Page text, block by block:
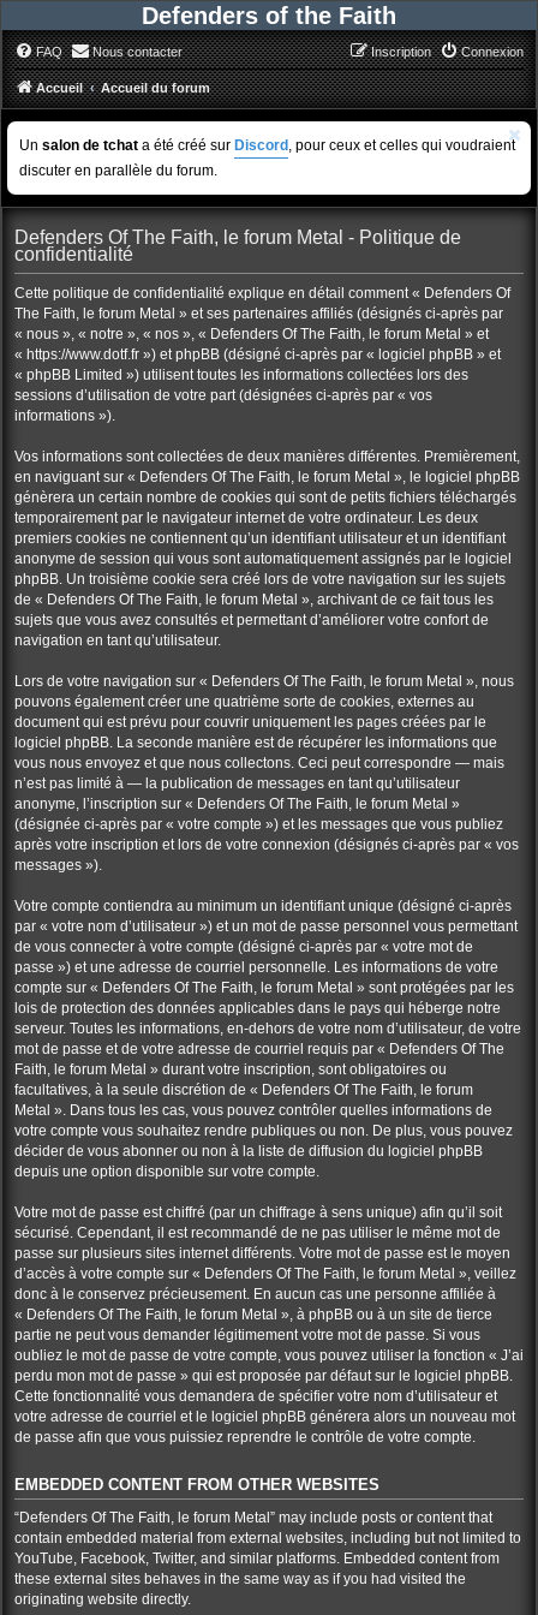
Defenders of the Faith
FAQ Nous contacter Connexion
Inscription
Accueil Accueil du forum
Un salon de tchat a été créé sur Discord , pour ceux et celles qui voudraient
discuter en parallèle du forum.
Defenders Of The Faith, le forum Metal - Politique de
confidentialité
Cette politique de confidentialité explique en détail comment « Defenders Of
The Faith, le forum Metal » et ses partenaires affiliés (désignés ci-après par
« nous », « notre », « nos », « Defenders Of The Faith, le forum Metal » et
« https://www.dotf.fr ») et phpBB (désigné ci-après par « logiciel phpBB » et
« phpBB Limited ») utilisent toutes les informations collectées lors des
sessions d’utilisation de votre part (désignées ci-après par « vos
informations »).
Vos informations sont collectées de deux manières différentes. Premièrement,
en naviguant sur « Defenders Of The Faith, le forum Metal », le logiciel phpBB
génèrera un certain nombre de cookies qui sont de petits fichiers téléchargés
temporairement par le navigateur internet de votre ordinateur. Les deux
premiers cookies ne contiennent qu’un identifiant utilisateur et un identifiant
anonyme de session qui vous sont automatiquement assignés par le logiciel
phpBB. Un troisième cookie sera créé lors de votre navigation sur les sujets
de « Defenders Of The Faith, le forum Metal », archivant de ce fait tous les
sujets que vous avez consultés et permettant d’améliorer votre confort de
navigation en tant qu’utilisateur.
Lors de votre navigation sur « Defenders Of The Faith, le forum Metal », nous
pouvons également créer une quatrième sorte de cookies, externes au
document qui est prévu pour couvrir uniquement les pages créées par le
logiciel phpBB. La seconde manière est de récupérer les informations que
vous nous envoyez et que nous collectons. Ceci peut correspondre — mais
n’est pas limité à — la publication de messages en tant qu’utilisateur
anonyme, l’inscription sur « Defenders Of The Faith, le forum Metal »
(désignée ci-après par « votre compte ») et les messages que vous publiez
après votre inscription et lors de votre connexion (désignés ci-après par « vos
messages »).
Votre compte contiendra au minimum un identifiant unique (désigné ci-après
par « votre nom d’utilisateur ») et un mot de passe personnel vous permettant
de vous connecter à votre compte (désigné ci-après par « votre mot de
passe ») et une adresse de courriel personnelle. Les informations de votre
compte sur « Defenders Of The Faith, le forum Metal » sont protégées par les
lois de protection des données applicables dans le pays qui héberge notre
serveur. Toutes les informations, en-dehors de votre nom d’utilisateur, de votre
mot de passe et de votre adresse de courriel requis par « Defenders Of The
Faith, le forum Metal » durant votre inscription, sont obligatoires ou
facultatives, à la seule discrétion de « Defenders Of The Faith, le forum
Metal ». Dans tous les cas, vous pouvez contrôler quelles informations de
votre compte vous souhaitez rendre publiques ou non. De plus, vous pouvez
décider de vous abonner ou non à la liste de diffusion du logiciel phpBB
depuis une option disponible sur votre compte.
Votre mot de passe est chiffré (par un chiffrage à sens unique) afin qu’il soit
sécurisé. Cependant, il est recommandé de ne pas utiliser le même mot de
passe sur plusieurs sites internet différents. Votre mot de passe est le moyen
d’accès à votre compte sur « Defenders Of The Faith, le forum Metal », veillez
donc à le conservez précieusement. En aucun cas une personne affiliée à
« Defenders Of The Faith, le forum Metal », à phpBB ou à un site de tierce
partie ne peut vous demander légitimement votre mot de passe. Si vous
oubliez le mot de passe de votre compte, vous pouvez utiliser la fonction « J’ai
perdu mon mot de passe » qui est proposée par défaut sur le logiciel phpBB.
Cette fonctionnalité vous demandera de spécifier votre nom d’utilisateur et
votre adresse de courriel et le logiciel phpBB générera alors un nouveau mot
de passe afin que vous puissiez reprendre le contrôle de votre compte.
EMBEDDED CONTENT FROM OTHER WEBSITES
“Defenders Of The Faith, le forum Metal” may include posts or content that
contain embedded material from external websites, including but not limited to
YouTube, Facebook, Twitter, and similar platforms. Embedded content from
these external sites behaves in the same way as if you had visited the
originating website directly.